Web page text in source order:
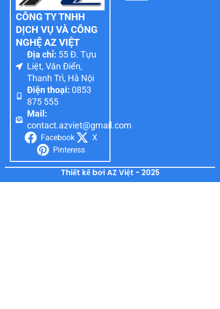
CÔNG TY TNHH
DỊCH VỤ VÀ CÔNG
NGHỆ AZ VIỆT
Địa chỉ: 55 Đ. Tựu
Liệt, Văn Điển,
Thanh Trì, Hà Nội
Điện thoại: 0853
875 555
Mail:
contact.azviet@gmail.com
Facebook
X
Pinteress
Thiết kế bởi AZ Việt - 2025